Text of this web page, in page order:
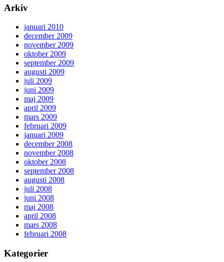
Arkiv
januari 2010
december 2009
november 2009
oktober 2009
september 2009
augusti 2009
juli 2009
juni 2009
maj 2009
april 2009
mars 2009
februari 2009
januari 2009
december 2008
november 2008
oktober 2008
september 2008
augusti 2008
juli 2008
juni 2008
maj 2008
april 2008
mars 2008
februari 2008
Kategorier